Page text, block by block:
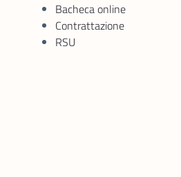
Bacheca online
Contrattazione
RSU